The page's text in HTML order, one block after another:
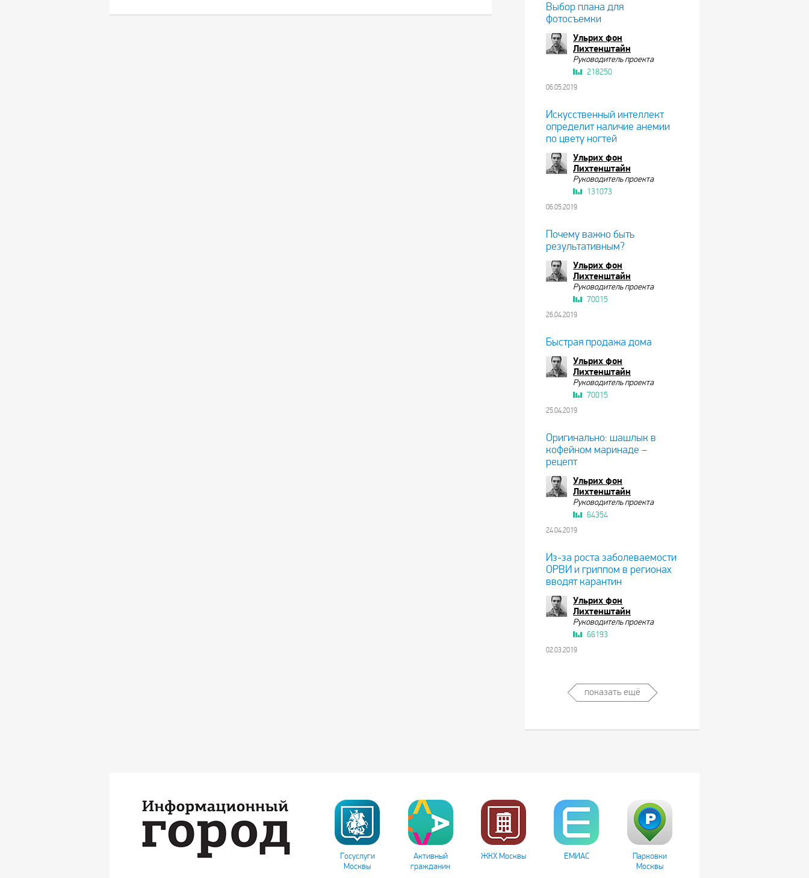
Выбор плана для
фотосъемки
Ульрих фон
Лихтенштайн
Руководитель проекта
218250
06.05.2019
Искусственный интеллект
определит наличие анемии
по цвету ногтей
Ульрих фон
Лихтенштайн
Руководитель проекта
131073
06.05.2019
Почему важно быть
результативным?
Ульрих фон
Лихтенштайн
Руководитель проекта
70015
26.04.2019
Быстрая продажа дома
Ульрих фон
Лихтенштайн
Руководитель проекта
70015
25.04.2019
Оригинально: шашлык в
кофейном маринаде –
рецепт
Ульрих фон
Лихтенштайн
Руководитель проекта
64354
24.04.2019
Из-за роста заболеваемости
ОРВИ и гриппом в регионах
вводят карантин
Ульрих фон
Лихтенштайн
Руководитель проекта
66193
02.03.2019
показать ещё
Госуслуги
Москвы
Активный
гражданин
ЖКХ Москвы ЕМИАС
Парковки
Москвы